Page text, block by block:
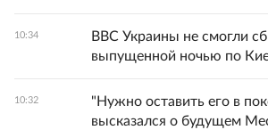
10:34
ВВС Украины не смогли
выпущенной ночью по
10:32
"Нужно оставить его в
высказался о будущем